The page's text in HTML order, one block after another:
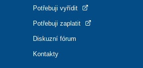
Potřebuji vyřídit
Potřebuji zaplatit
Diskuzní fórum
Kontakty